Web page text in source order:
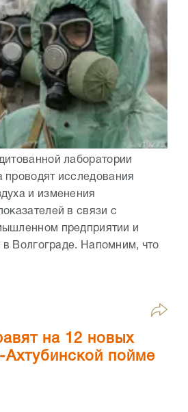
лаборатории
проводят исследования
и изменения
в связи с
предприятии и
Волгограде. Напомним, что
на 12 новых
пойме